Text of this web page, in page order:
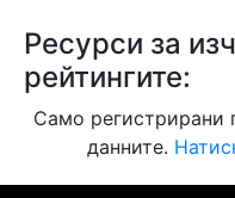
Ресурси за
рейтингите:
Само регистрирани
данните.